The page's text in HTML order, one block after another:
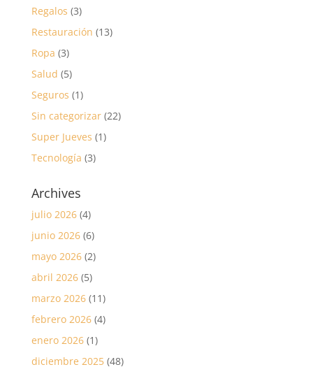
Regalos (3)
Restauración (13)
Ropa (3)
Salud (5)
Seguros (1)
Sin categorizar(22)
Super Jueves (1)
Tecnología (3)
Archives
julio 2026(4)
junio 2026(6)
mayo 2026(2)
abril 2026(5)
marzo 2026(11)
febrero 2026(4)
enero 2026(1)
diciembre 2025(48)